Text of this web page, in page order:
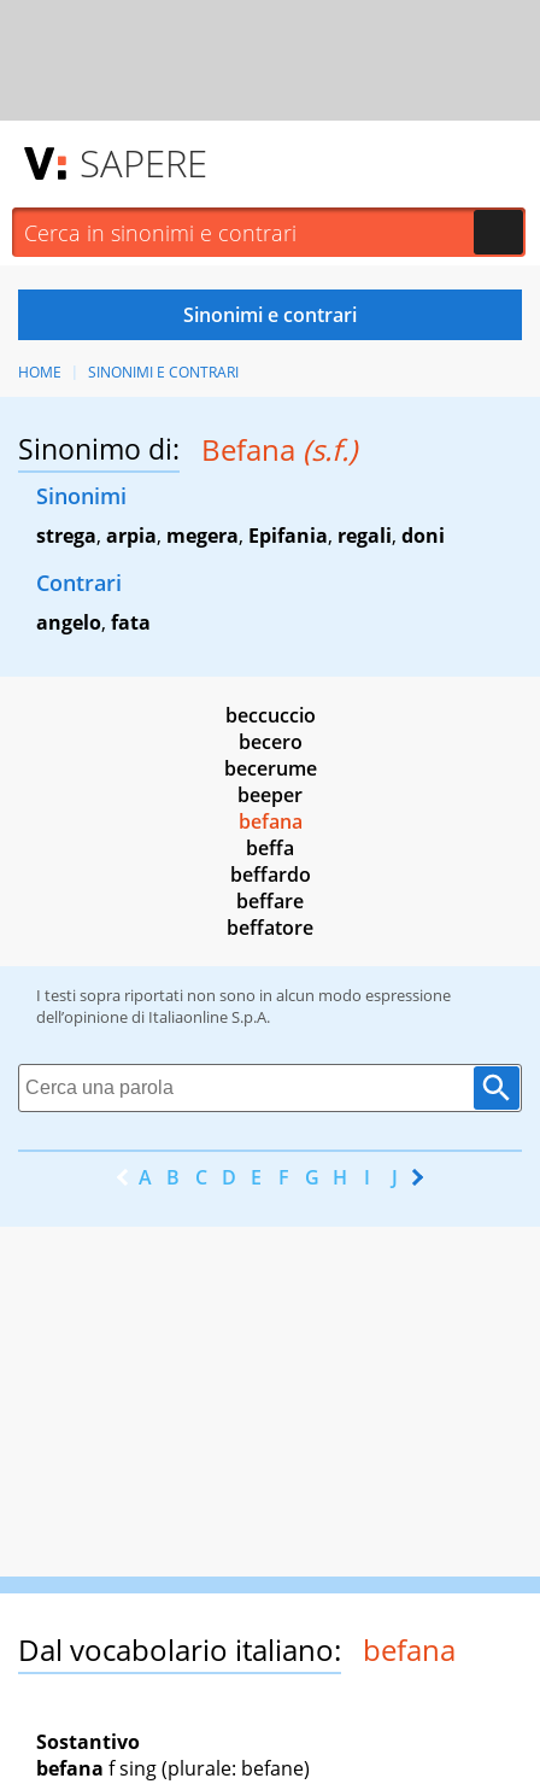
SAPERE
HOME SINONIMI E CONTRARI
Sinonimo di: Befana (s.f.)
Sinonimi
strega, arpia, megera, Epifania, regali, doni
Contrari
angelo, fata
beccuccio
becero
becerume
beeper
befana
beffa
beffardo
beffare
beffatore
I testi sopra riportati non sono in alcun modo espressione
dell’opinione di Italiaonline S.p.A.
A B C D E F G H I J K
Dal vocabolario italiano: befana
Sostantivo
befana f sing(plurale: befane)